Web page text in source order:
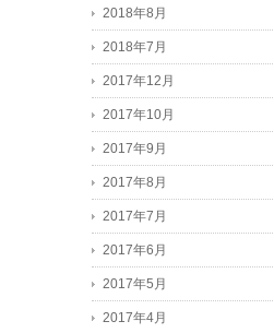
2018年8月
2018年7月
2017年12月
2017年10月
2017年9月
2017年8月
2017年7月
2017年6月
2017年5月
2017年4月